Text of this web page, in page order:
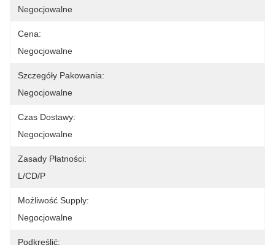
Negocjowalne
Cena:
Negocjowalne
Szczegóły Pakowania:
Negocjowalne
Czas Dostawy:
Negocjowalne
Zasady Płatności:
L/CD/P
Możliwość Supply:
Negocjowalne
Podkreślić: